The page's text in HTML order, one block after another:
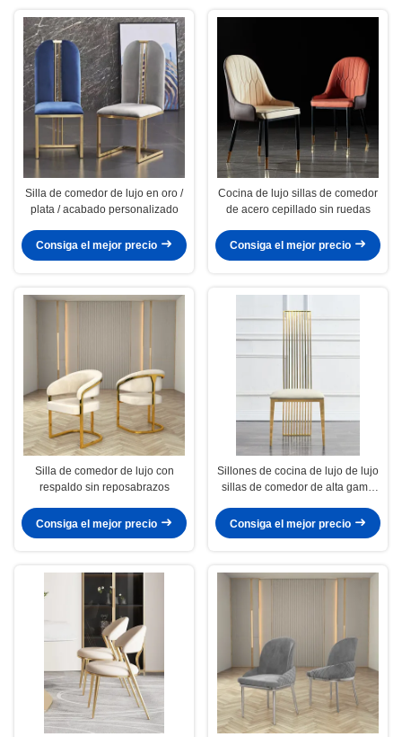
Silla de comedor de lujo en oro /
plata / acabado personalizado
Consiga el mejor precio
Cocina de lujo sillas de comedor
de acero cepillado sin ruedas
Consiga el mejor precio
Silla de comedor de lujo con
respaldo sin reposabrazos
Consiga el mejor precio
Sillones de cocina de lujo de lujo
sillas de comedor de alta gama
Consiga el mejor precio